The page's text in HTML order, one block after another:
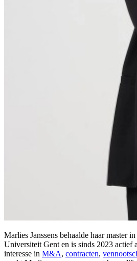
Marlies Janssens behaalde haar master
Universiteit Gent en is sinds 2023 actief
interesse in M&A, contracten,